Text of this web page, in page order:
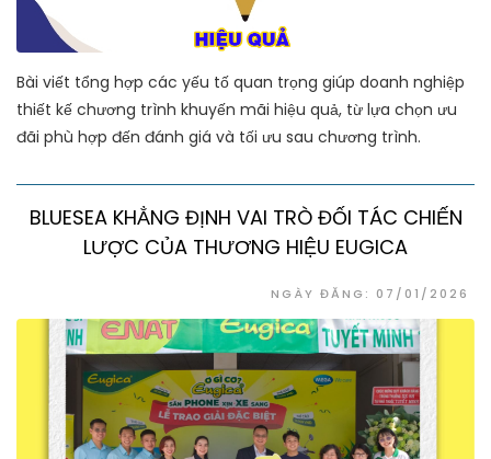
Bài viết tổng hợp các yếu tố quan trọng giúp doanh nghiệp
thiết kế chương trình khuyến mãi hiệu quả, từ lựa chọn ưu
đãi phù hợp đến đánh giá và tối ưu sau chương trình.
BLUESEA KHẲNG ĐỊNH VAI TRÒ ĐỐI TÁC CHIẾN
LƯỢC CỦA THƯƠNG HIỆU EUGICA
NGÀY ĐĂNG: 07/01/2026